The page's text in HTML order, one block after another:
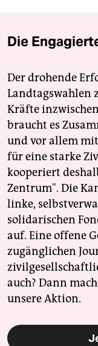
Die
Der drohende
Landtagswahlen
Kräfte
braucht es
und vor allem
für eine starke
kooperiert
Zentrum". Die
linke,
solidarischen
auf. Eine offene
zugänglichen
auch? Dann
unsere Aktion.